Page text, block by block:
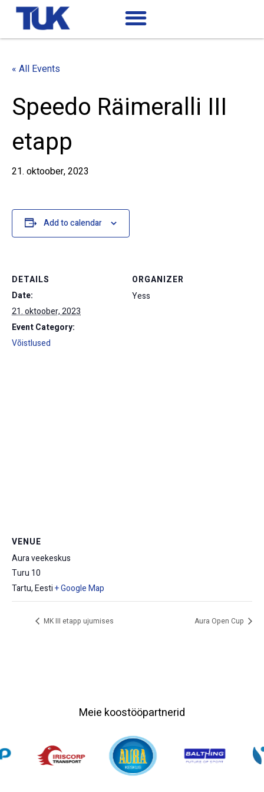
« All Events
Speedo Räimeralli III
etapp
21. oktoober, 2023
Add to calendar
DETAILS
Date:
21. oktoober, 2023
Event Category:
Võistlused
ORGANIZER
Yess
VENUE
Aura veekeskus
Turu 10
Tartu,Eesti+ Google Map
MK III etapp ujumises Aura Open Cup
Meie koostööpartnerid